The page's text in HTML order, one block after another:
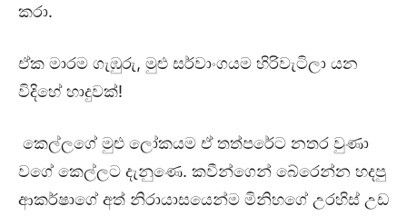
කරා.
ඒක මාරම ගැඹුරු, මුළු සර්වාංගයම හිරිවැටිලා යන
විදිහේ හාදුවක්!
කෙල්ලගේ මුළු ලෝකයම ඒ තත්පරේට නතර වුණා
වගේ කෙල්ලට දැනුණෙ. කවීන්ගෙන් බේරෙන්න හදපු
ආකර්ෂාගේ අත් නිරායාසයෙන්ම මිනිහගේ උරහිස් උඩ